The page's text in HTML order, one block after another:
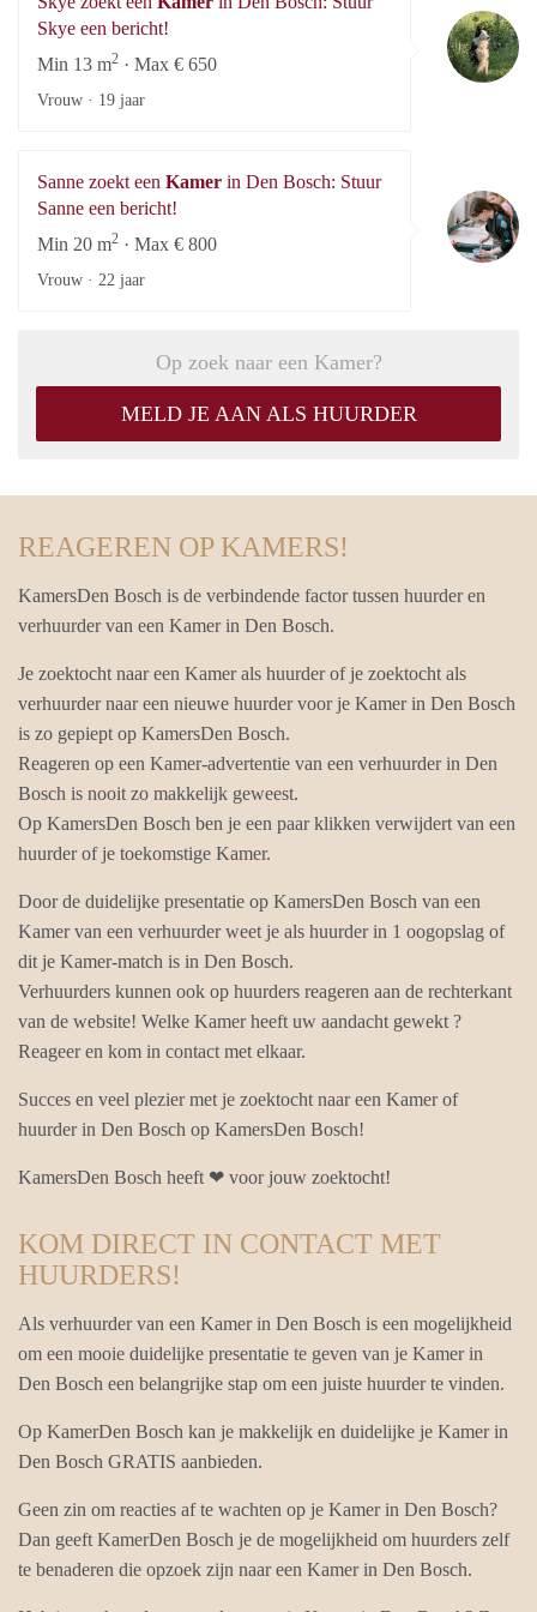
Skye een bericht!
Min 13 m2 · Max € 650
Vrouw · 19 jaar
Sanne zoekt een Kamer in Den Bosch: Stuur
Sanne een bericht!
Min 20 m2 · Max € 800
Vrouw · 22 jaar
Op zoek naar een Kamer?
MELD JE AAN ALS HUURDER
REAGEREN OP KAMERS!
KamersDen Bosch is de verbindende factor tussen huurder en
verhuurder van een Kamer in Den Bosch.
Je zoektocht naar een Kamer als huurder of je zoektocht als
verhuurder naar een nieuwe huurder voor je Kamer in Den Bosch
is zo gepiept op KamersDen Bosch.
Reageren op een Kamer-advertentie van een verhuurder in Den
Bosch is nooit zo makkelijk geweest.
Op KamersDen Bosch ben je een paar klikken verwijdert van een
huurder of je toekomstige Kamer.
Door de duidelijke presentatie op KamersDen Bosch van een
Kamer van een verhuurder weet je als huurder in 1 oogopslag of
dit je Kamer-match is in Den Bosch.
Verhuurders kunnen ook op huurders reageren aan de rechterkant
van de website! Welke Kamer heeft uw aandacht gewekt ?
Reageer en kom in contact met elkaar.
Succes en veel plezier met je zoektocht naar een Kamer of
huurder in Den Bosch op KamersDen Bosch!
KamersDen Bosch heeft ❤ voor jouw zoektocht!
KOM DIRECT IN CONTACT MET
HUURDERS!
Als verhuurder van een Kamer in Den Bosch is een mogelijkheid
om een mooie duidelijke presentatie te geven van je Kamer in
Den Bosch een belangrijke stap om een juiste huurder te vinden.
Op KamerDen Bosch kan je makkelijk en duidelijke je Kamer in
Den Bosch GRATIS aanbieden.
Geen zin om reacties af te wachten op je Kamer in Den Bosch?
Dan geeft KamerDen Bosch je de mogelijkheid om huurders zelf
te benaderen die opzoek zijn naar een Kamer in Den Bosch.